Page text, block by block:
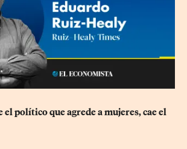
el político que agrede a mujeres, cae el